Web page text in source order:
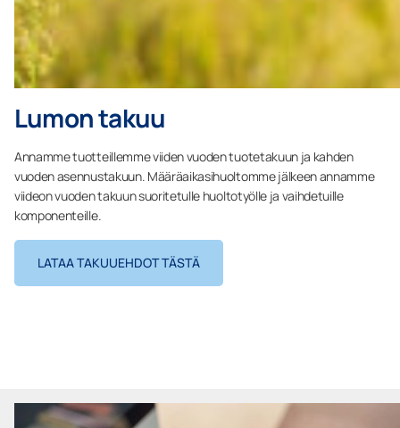
Lumon takuu
Annamme tuotteillemme viiden vuoden tuotetakuun ja kahden
vuoden asennustakuun. Määräaikasihuoltomme jälkeen annamme
viideon vuoden takuun suoritetulle huoltotyölle ja vaihdetuille
komponenteille.
LATAA TAKUUEHDOT TÄSTÄ